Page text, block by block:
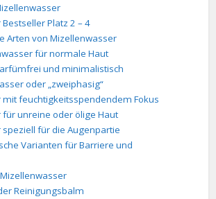
Platz 2 – 4
Arten von Mizellenwasser
für normale Haut
und minimalistisch
oder „zweiphasig“
feuchtigkeitsspendendem Fokus
unreine oder ölige Haut
für die Augenpartie
Varianten für Barriere und
Reinigungsbalm